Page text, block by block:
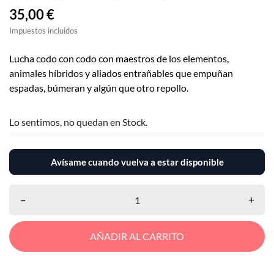
35,00 €
Impuestos incluidos
Lucha codo con codo con maestros de los elementos,
animales híbridos y aliados entrañables que empuñan
espadas, búmeran y algún que otro repollo.
Lo sentimos, no quedan en Stock.
Avísame cuando vuelva a estar disponible
– +
AÑADIR AL CARRITO